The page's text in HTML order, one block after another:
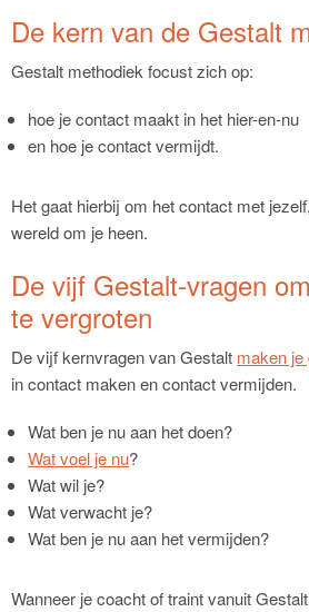
De kern van de Gestalt
Gestalt methodiek focust zich op:
hoe je contact maakt in het hier-en-nu
en hoe je contact vermijdt.
Het gaat hierbij om het contact met
wereld om je heen.
De vijf Gestalt-vragen
te vergroten
De vijf kernvragen van Gestalt maken je
in contact maken en contact vermijden.
Wat ben je nu aan het doen?
Wat voel je nu?
Wat wil je?
Wat verwacht je?
Wat ben je nu aan het vermijden?
Wanneer je coacht of traint vanuit